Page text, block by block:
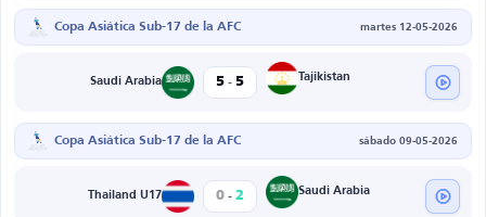
Copa Asiática Sub-17 de la AFC martes 12-05-2026
Saudi Arabia 5 - 5 Tajikistan
Copa Asiática Sub-17 de la AFC sábado 09-05-2026
Thailand U17 0 - 2 Saudi Arabia